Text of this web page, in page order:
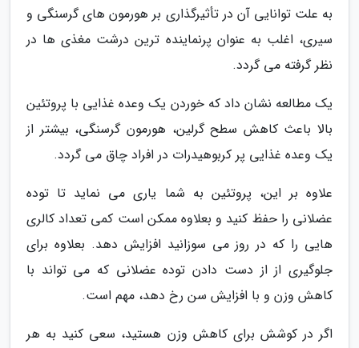
به علت توانایی آن در تأثیرگذاری بر هورمون های گرسنگی و
سیری، اغلب به عنوان پرنماینده ترین درشت مغذی ها در
نظر گرفته می گردد.
یک مطالعه نشان داد که خوردن یک وعده غذایی با پروتئین
بالا باعث کاهش سطح گرلین، هورمون گرسنگی، بیشتر از
یک وعده غذایی پر کربوهیدرات در افراد چاق می گردد.
علاوه بر این، پروتئین به شما یاری می نماید تا توده
عضلانی را حفظ کنید و بعلاوه ممکن است کمی تعداد کالری
هایی را که در روز می سوزانید افزایش دهد. بعلاوه برای
جلوگیری از از دست دادن توده عضلانی که می تواند با
کاهش وزن و با افزایش سن رخ دهد، مهم است.
اگر در کوشش برای کاهش وزن هستید، سعی کنید به هر